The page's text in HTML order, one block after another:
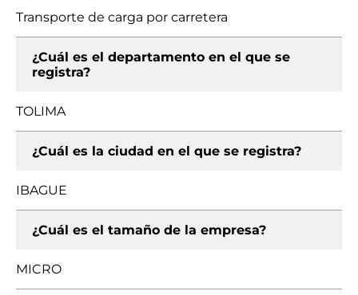
Transporte de carga por carretera
¿Cuál es el departamento en el que se
registra?
TOLIMA
¿Cuál es la ciudad en el que se registra?
IBAGUE
¿Cuál es el tamaño de la empresa?
MICRO